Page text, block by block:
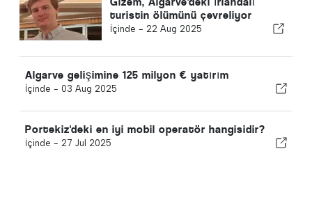
turistin ölümünü çevreliyor
İçinde - 22 Aug 2025
Algarve gelişimine 125 milyon € yatırım
İçinde - 03 Aug 2025
Portekiz'deki en iyi mobil operatör hangisidir?
İçinde - 27 Jul 2025